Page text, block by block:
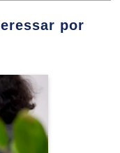
Exercício
por
em
de
em